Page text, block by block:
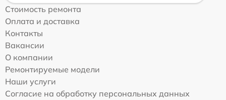
Стоимость ремонта
Оплата и доставка
Контакты
Вакансии
О компании
Ремонтируемые модели
Наши услуги
Согласие на обработку персональных данных